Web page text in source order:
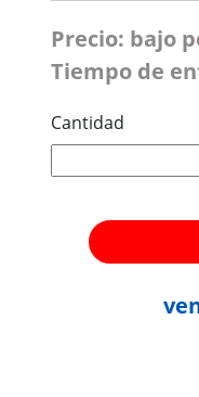
Precio: bajo
Tiempo de
Cantidad